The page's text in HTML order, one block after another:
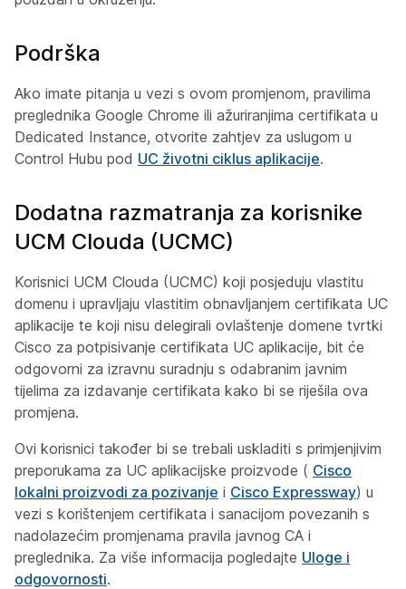
Podrška
Ako imate pitanja u vezi s ovom promjenom, pravilima
preglednika Google Chrome ili ažuriranjima certifikata u
Dedicated Instance, otvorite zahtjev za uslugom u
Control Hubu pod UC životni ciklus aplikacije.
Dodatna razmatranja za korisnike
UCM Clouda (UCMC)
Korisnici UCM Clouda (UCMC) koji posjeduju vlastitu
domenu i upravljaju vlastitim obnavljanjem certifikata UC
aplikacije te koji nisu delegirali ovlaštenje domene tvrtki
Cisco za potpisivanje certifikata UC aplikacije, bit će
odgovorni za izravnu suradnju s odabranim javnim
tijelima za izdavanje certifikata kako bi se riješila ova
promjena.
Ovi korisnici također bi se trebali uskladiti s primjenjivim
preporukama za UC aplikacijske proizvode ( Cisco
lokalni proizvodi za pozivanje i Cisco Expressway) u
vezi s korištenjem certifikata i sanacijom povezanih s
nadolazećim promjenama pravila javnog CA i
preglednika. Za više informacija pogledajte Uloge i
odgovornosti.